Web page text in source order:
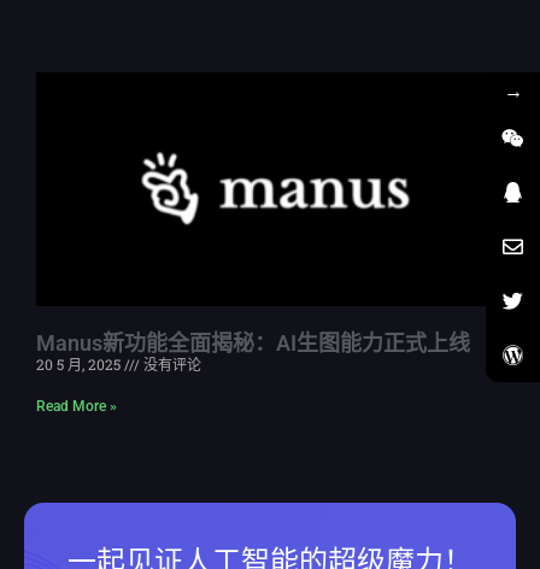
Manus新功能全面揭秘：AI生图能力正式上线
20 5 月, 2025 没有评论
Read More »
一起见证人工智能的超级魔力！
→